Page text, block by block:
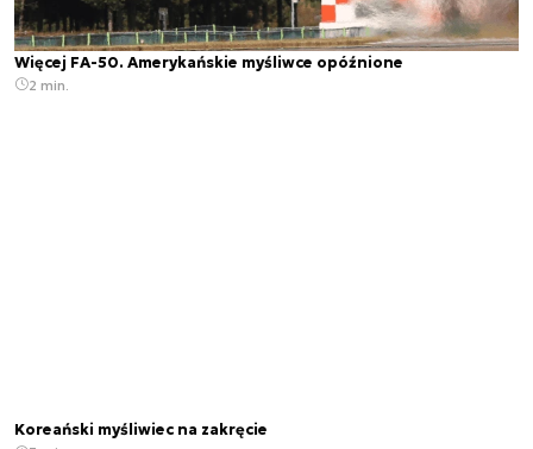
Więcej FA-50. Amerykańskie myśliwce opóźnione
2 min.
Koreański myśliwiec na zakręcie